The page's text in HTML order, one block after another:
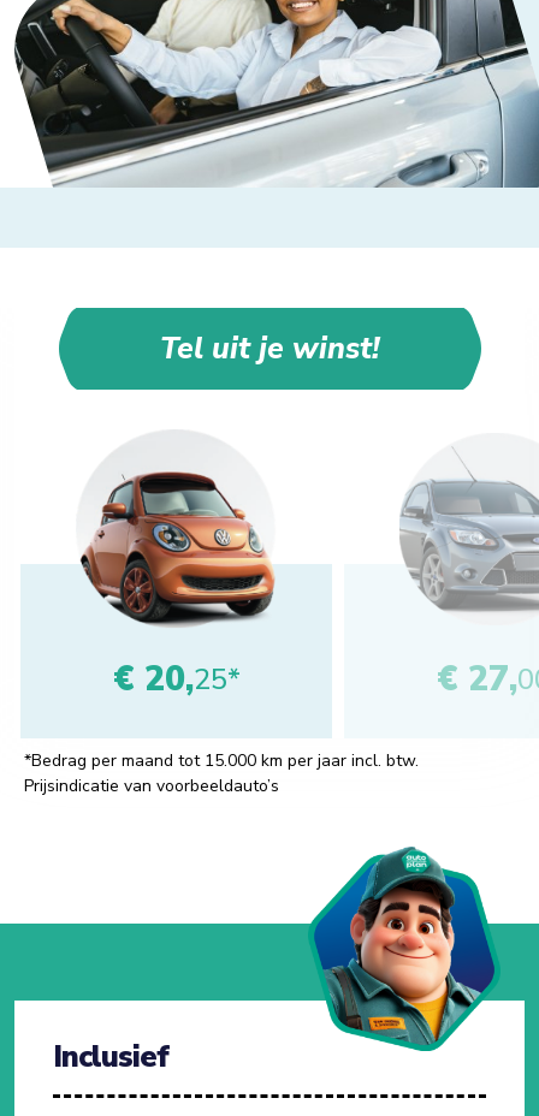
Tel uit je winst!
€ 20,25* € 27,
*Bedrag per maand tot 15.000 km per jaar incl. btw.
Prijsindicatie van voorbeeldauto’s
Inclusief